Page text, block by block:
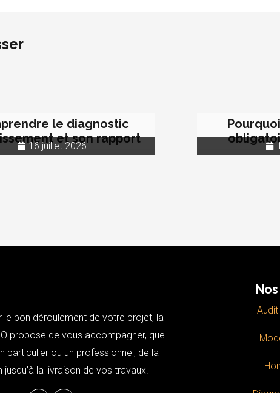
le diagnostic
et son rapport
16 juillet 2026
le bon déroulement de votre projet, la
propose de vous accompagner, que
particulier ou un professionnel, de la
la livraison de vos travaux.